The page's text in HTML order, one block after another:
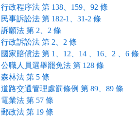
行政程序法 第 138、159、92 條
民事訴訟法 第 182-1、31-2 條
訴願法 第 2、2 條
行政訴訟法 第 2、2 條
國家賠償法 第 1、12、14 、16、2 、6 條
公職人員選舉罷免法 第 128 條
森林法 第 5 條
道路交通管理處罰條例 第 89、89 條
電業法 第 57 條
郵政法 第 19 條